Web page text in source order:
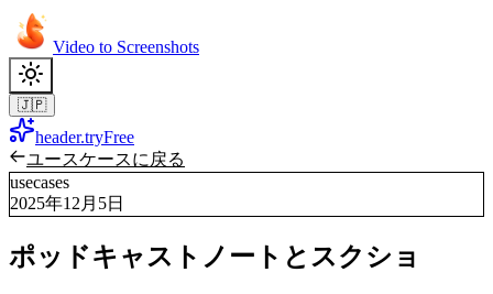
Video to Screenshots
🇯🇵
header.tryFree
ユースケースに戻る
usecases
2025年12月5日
ポッドキャストノートとスクショ